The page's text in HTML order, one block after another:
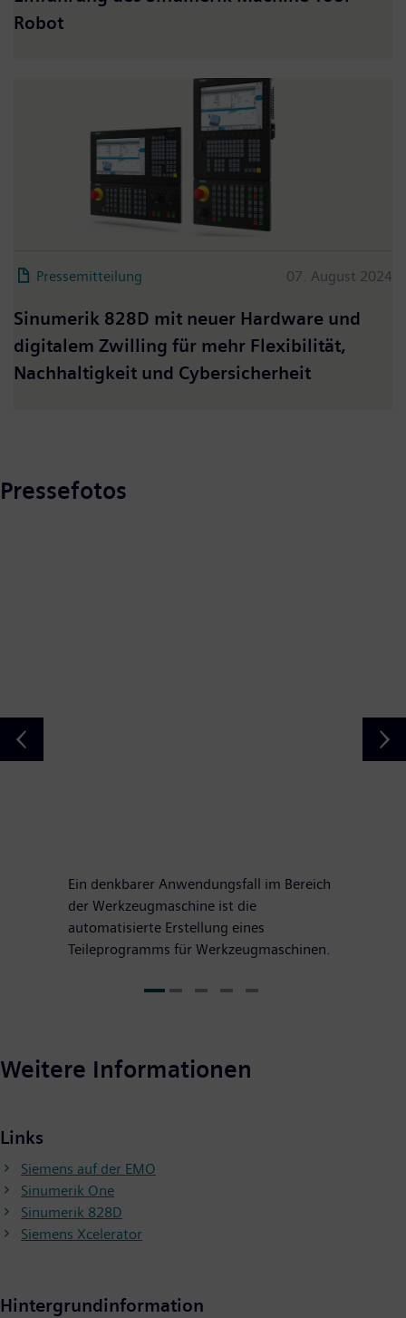
Robot
Pressemitteilung 07. August 2024
Sinumerik 828D mit neuer Hardware und
digitalem Zwilling für mehr Flexibilität,
Nachhaltigkeit und Cybersicherheit
Pressefotos
Ein denkbarer Anwendungsfall im Bereich
der Werkzeugmaschine ist die
automatisierte Erstellung eines
Teileprogramms für Werkzeugmaschinen.
Weitere Informationen
Links
Siemens auf der EMO
Sinumerik One
Sinumerik 828D
Siemens Xcelerator
Hintergrundinformation